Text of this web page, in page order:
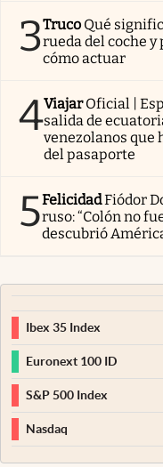
3Truco Qué
rueda del coche
cómo actuar
4Viajar Oficial |
salida de
venezolanos que
del pasaporte
5FelicidadFiódor
ruso: “Colón no
descubrió
Ibex 35 Index
Euronext 100 ID
S&P 500 Index
Nasdaq